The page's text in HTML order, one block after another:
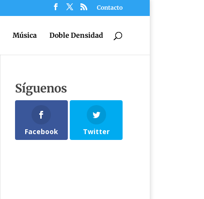
Contacto
Música Doble Densidad
Síguenos
Facebook Twitter